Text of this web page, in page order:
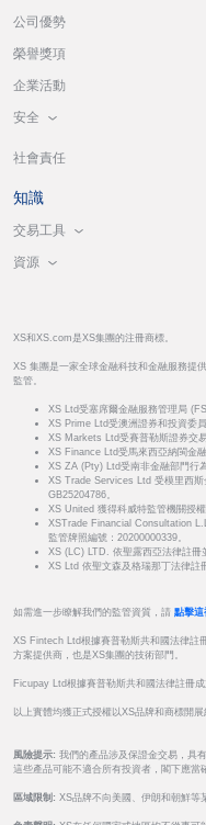
公司優勢
榮譽獎項
企業活動
安全
社會責任
知識
交易工具
資源
XS和XS.com是XS集團的注冊商標。
XS 集團是一家全球金融科技和金融服務提
監管。
XS Ltd受塞席爾金融服務管理局
XS Prime Ltd受澳洲證券和投資委
XS Markets Ltd受賽普勒斯證券交
XS Finance Ltd受馬來西亞納閩金
XS ZA (Pty) Ltd受南非金融部門行
XS Trade Services Ltd 受模里西斯
GB25204786。
XS United 獲得科威特監管機關授
XSTrade Financial Consultation
監管牌照編號：20200000339。
XS (LC) LTD. 依聖露西亞法律註冊
XS Ltd 依聖文森及格瑞那丁法律註
如需進一步瞭解我們的監管資質，請 點擊這
XS Fintech Ltd根據賽普勒斯共和國法律註
方案提供商，也是XS集團的技術部門。
Ficupay Ltd根據賽普勒斯共和國法律註冊
以上實體均獲正式授權以XS品牌和商標開展
風險提示: 我們的產品涉及保證金交易，具
這些產品可能不適合所有投資者，閣下應當
區域限制: XS品牌不向美國、伊朗和朝鮮等